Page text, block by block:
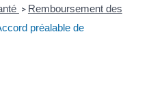
> Remboursement des
préalable de